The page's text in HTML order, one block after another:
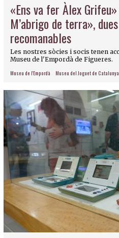
«Ens va fer Àlex
M’abrigo de terra»,
recomanables
Les nostres sòcies i socis tenen
Museu de l'Empordà de Figueres.
Museu de l'Empordà Museu del Joguet de Catalunya